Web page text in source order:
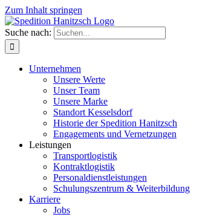
Zum Inhalt springen
Suche nach:
Unternehmen
Unsere Werte
Unser Team
Unsere Marke
Standort Kesselsdorf
Historie der Spedition Hanitzsch
Engagements und Vernetzungen
Leistungen
Transportlogistik
Kontraktlogistik
Personaldienstleistungen
Schulungszentrum & Weiterbildung
Karriere
Jobs